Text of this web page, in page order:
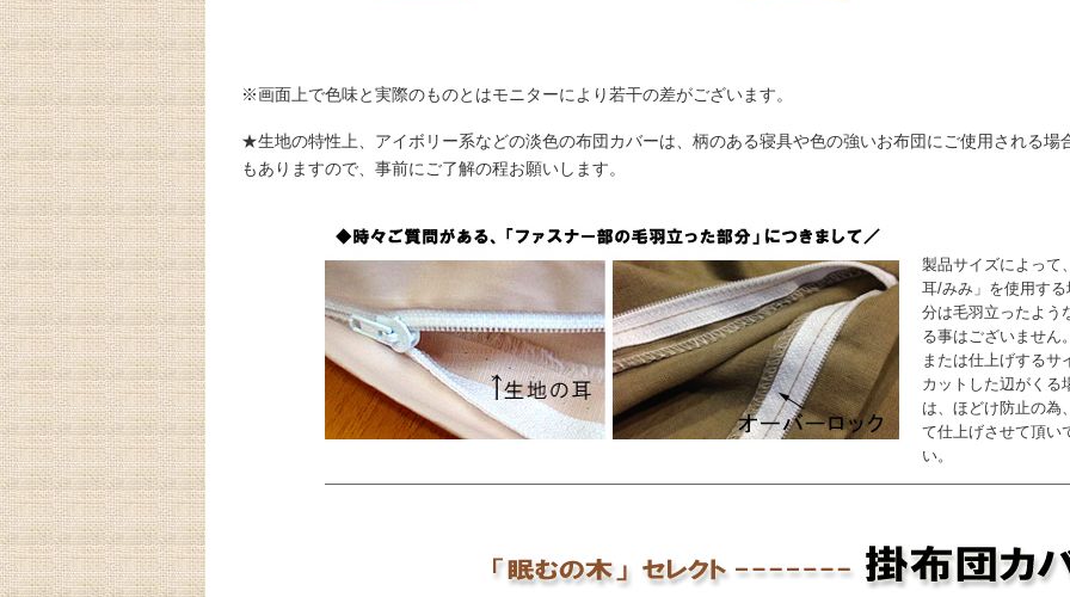
※画面上で色味と実際のものとはモニターにより若干の差がございます。
★生地の特性上、アイボリー系などの淡色の布団カバーは、柄のある寝具や色の強いお布団にご使用される場
もありますので、事前にご了解の程お願いします。
製品サイズによって
耳/みみ」を使用す
分は毛羽立ったよう
る事はございません
または仕上げするサ
カットした辺がくる
は、ほどけ防止の為
て仕上げさせて頂い
い。